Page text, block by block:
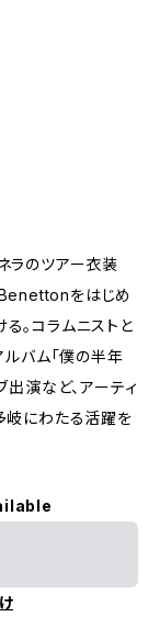
ラのツアー衣装
Benettonをはじめ
。コラムニストと
ルバム「僕の半年
演など、アーティ
岐にわたる活躍を